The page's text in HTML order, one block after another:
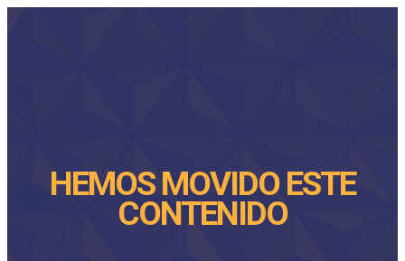
HEMOS MOVIDO ESTE
CONTENIDO